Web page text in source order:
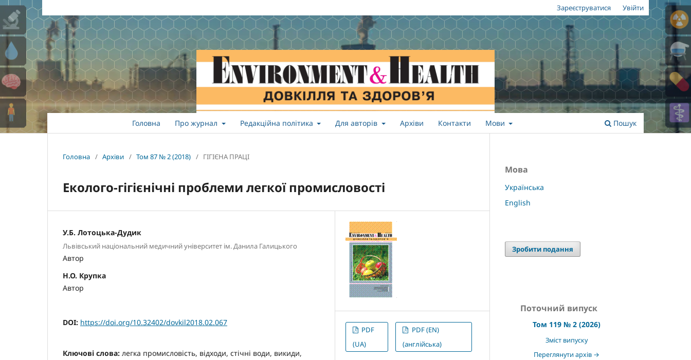
Головна Про журнал Редакційна політика Для авторів Архіви Контакти Мови Пошук
Зареєструватися Увійти
Головна / Архіви / Том 87 № 2 (2018) / ГІГІЄНА ПРАЦІ
Еколого-гігієнічні проблеми легкої промисловості
У.Б. Лотоцька-Дудик
Львівський національний медичний університет ім. Данила Галицького
Автор
Н.О. Крупка
Автор
DOI: https://doi.org/10.32402/dovkil2018.02.067
Ключові слова: легка промисловість, відходи, стічні води, викиди,
PDF
(UA)
PDF (EN)
(англійська)
Мова
Українська
English
Зробити подання
Поточний випуск
Том 119 № 2 (2026)
Зміст випуску
Переглянути архів →